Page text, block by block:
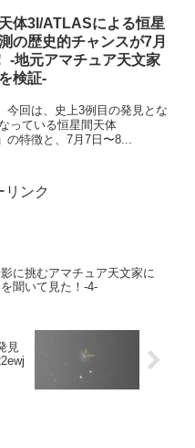
体3I/ATLASによる恒星
の歴史的チャンスが7月
-地元アマチュア天文家
検証-
今回は、史上3例目の発見とな
っている恒星間天体
の特徴と、7月7日〜8...
リンク
に挑むアマチュア天文家に
聞いて見た！-4-
見